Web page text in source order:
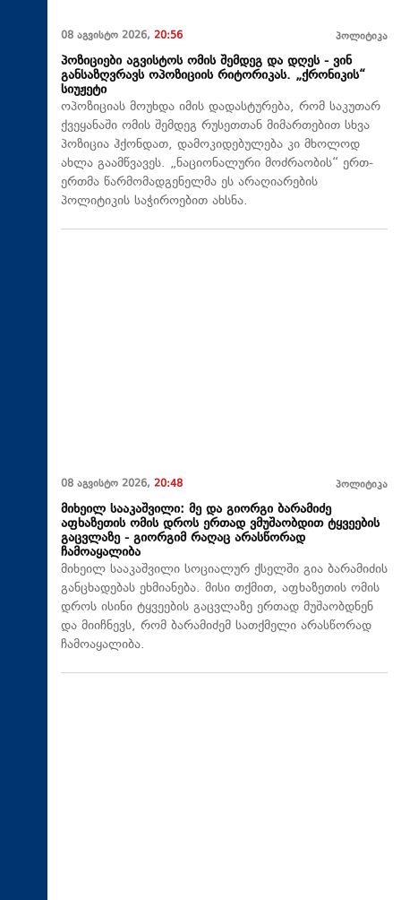
08 აგვისტო 2026, 20:56 პოლიტიკა
პოზიციები აგვისტოს ომის შემდეგ და დღეს - ვინ
განსაზღვრავს ოპოზიციის რიტორიკას. „ქრონიკის“
სიუჟეტი
ოპოზიციას მოუხდა იმის დადასტურება, რომ საკუთარ
ქვეყანაში ომის შემდეგ რუსეთთან მიმართებით სხვა
პოზიცია ჰქონდათ, დამოკიდებულება კი მხოლოდ
ახლა გაამწვავეს. „ნაციონალური მოძრაობის“ ერთ-
ერთმა წარმომადგენელმა ეს არაღიარების
პოლიტიკის საჭიროებით ახსნა.
08 აგვისტო 2026, 20:48 პოლიტიკა
მიხეილ სააკაშვილი: მე და გიორგი ბარამიძე
აფხაზეთის ომის დროს ერთად ვმუშაობდით ტყვეების
გაცვლაზე - გიორგიმ რაღაც არასწორად
ჩამოაყალიბა
მიხეილ სააკაშვილი სოციალურ ქსელში გია ბარამიძის
განცხადებას ეხმიანება. მისი თქმით, აფხაზეთის ომის
დროს ისინი ტყვეების გაცვლაზე ერთად მუშაობდნენ
და მიიჩნევს, რომ ბარამიძემ სათქმელი არასწორად
ჩამოაყალიბა.